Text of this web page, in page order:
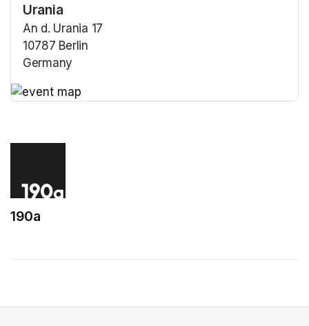
Urania
An d. Urania 17
10787 Berlin
Germany
190a